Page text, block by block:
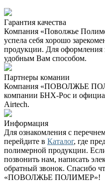
Гарантия качества
Компания «Поволжье
успела себя хорошо
продукции. Для оформления
удобным Вам способом.
Партнеры комании
Компания «ПОВОЛЖЬЕ
компании БНХ-Рос и
Airtech.
Информация
Для ознакомления с
перейдите в Каталог, где
полимерной продукции.
позвонить нам, написать
обратный звонок. Спасибо
«ПОВОЛЖЬЕ ПОЛИМЕР»!